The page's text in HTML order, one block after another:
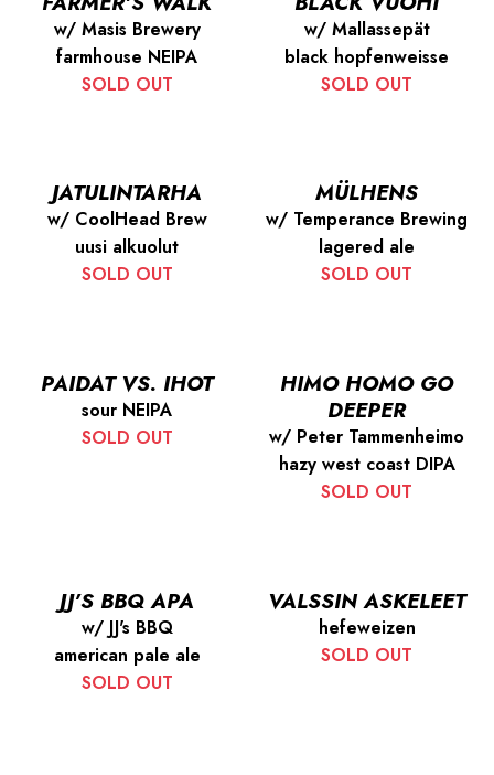
w/ Masis Brewery
farmhouse NEIPA
SOLD OUT
w/ Mallassepät
black hopfenweisse
SOLD OUT
JATULINTARHA
w/ CoolHead Brew
uusi alkuolut
SOLD OUT
MÜLHENS
w/ Temperance Brewing
lagered ale
SOLD OUT
PAIDAT VS. IHOT
sour NEIPA
SOLD OUT
HIMO HOMO GO
DEEPER
w/ Peter Tammenheimo
hazy west coast DIPA
SOLD OUT
JJ’S BBQ APA
w/ JJ's BBQ
american pale ale
SOLD OUT
VALSSIN ASKELEET
hefeweizen
SOLD OUT